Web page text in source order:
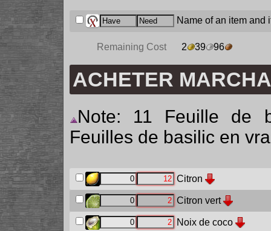
Name of an item and
Remaining Cost 2 39 96
ACHETER
Note: 11 Feuille de
Feuilles de basilic en
Citron
Citron vert
Noix de coco